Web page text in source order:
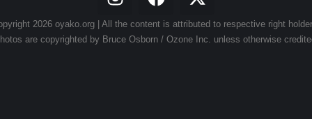
2026 oyako.org | All the content is attributed to respective right
are copyrighted by Bruce Osborn / Ozone Inc. unless otherwise